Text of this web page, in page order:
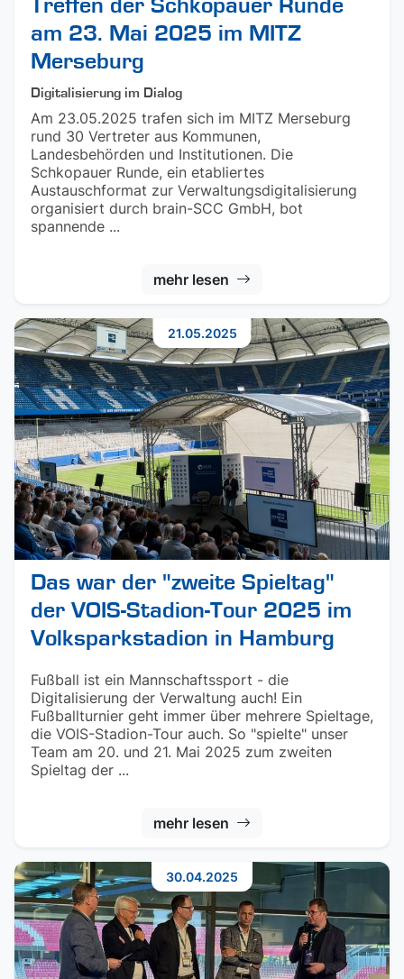
Treffen der Schkopauer Runde
am 23. Mai 2025 im MITZ
Merseburg
Digitalisierung im Dialog
Am 23.05.2025 trafen sich im MITZ Merseburg
rund 30 Vertreter aus Kommunen,
Landesbehörden und Institutionen. Die
Schkopauer Runde, ein etabliertes
Austauschformat zur Verwaltungsdigitalisierung
organisiert durch brain-SCC GmbH, bot
spannende ...
mehr lesen
Das war der "zweite Spieltag"
der VOIS-Stadion-Tour 2025 im
Volksparkstadion in Hamburg
Fußball ist ein Mannschaftssport - die
Digitalisierung der Verwaltung auch! Ein
Fußballturnier geht immer über mehrere Spieltage,
die VOIS-Stadion-Tour auch. So "spielte" unser
Team am 20. und 21. Mai 2025 zum zweiten
Spieltag der ...
mehr lesen
21.05.2025
30.04.2025